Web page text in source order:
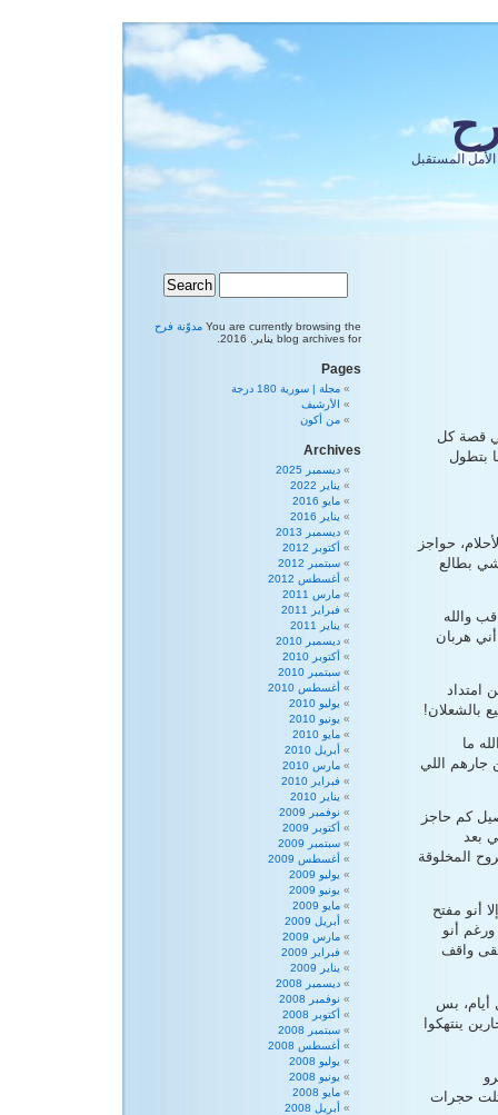
المستقبل
هي قصة كل
بتطول
حواجز
بطالع
والله
هربان
امتداد
بالشعلان!
ما
جارهم اللي
كم حاجز
بعد
المخلوقة
أنو مفتح
أنو
واقف
أيام، بس
ينتهكوا
حجرات
You are currently browsing the مدوّنة فرح
blog archives for يناير, 2016.
Pages
مجلة | سورية 180 درجة
الأرشيف
من أكون
Archives
ديسمبر 2025
يناير 2022
مايو 2016
يناير 2016
ديسمبر 2013
أكتوبر 2012
سبتمبر 2012
أغسطس 2012
مارس 2011
فبراير 2011
يناير 2011
ديسمبر 2010
أكتوبر 2010
سبتمبر 2010
أغسطس 2010
يوليو 2010
يونيو 2010
مايو 2010
أبريل 2010
مارس 2010
فبراير 2010
يناير 2010
نوفمبر 2009
أكتوبر 2009
سبتمبر 2009
أغسطس 2009
يوليو 2009
يونيو 2009
مايو 2009
أبريل 2009
مارس 2009
فبراير 2009
يناير 2009
ديسمبر 2008
نوفمبر 2008
أكتوبر 2008
سبتمبر 2008
أغسطس 2008
يوليو 2008
يونيو 2008
مايو 2008
أبريل 2008